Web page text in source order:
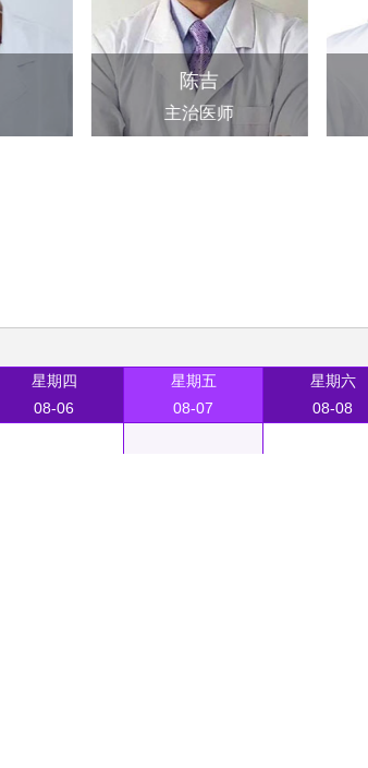
陈吉
主治医师
星期四
08-06
星期五
08-07
星期六
08-08